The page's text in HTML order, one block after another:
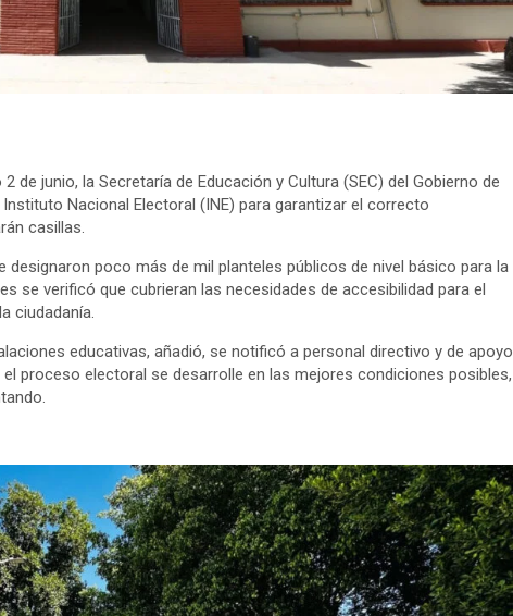
de junio, la Secretaría de Educación y Cultura (SEC) del Gobierno de
Nacional Electoral (INE) para garantizar el correcto
casillas.
poco más de mil planteles públicos de nivel básico para la
se verificó que cubrieran las necesidades de accesibilidad para el
ciudadanía.
educativas, añadió, se notificó a personal directivo y de apoyo
proceso electoral se desarrolle en las mejores condiciones posibles,